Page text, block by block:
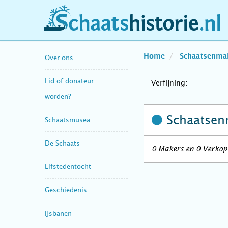
schaatshistorie.nl
Over ons
Lid of donateur
worden?
Schaatsmusea
De Schaats
Elfstedentocht
Geschiedenis
IJsbanen
Home
Verfijning:
0 Makers en 0